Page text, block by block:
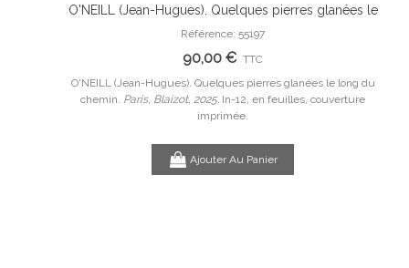
Ajouter Au Panier
O'NEILL (Jean-Hugues). Quelques pierres glanées le
long du chemin.
Référence: 55197
90,00 € TTC
O'NEILL (Jean-Hugues). Quelques pierres glanées le long du
chemin. Paris, Blaizot, 2025. In-12, en feuilles, couverture
imprimée.
Ajouter Au Panier